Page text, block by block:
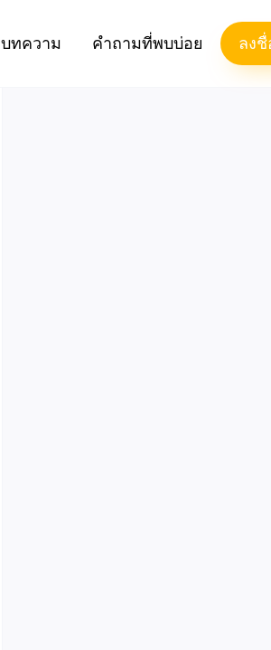
บทความ คำถามที่พบบ่อย ลง